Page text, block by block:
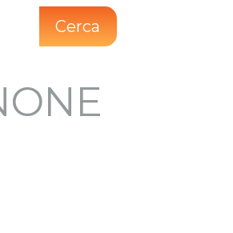
Cerca